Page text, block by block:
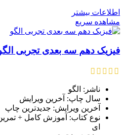
اطلاعات بیشتر
مشاهده سریع
فیزیک دهم سه بعدی تجربی
ناشر: الگو
سال چاپ: آخرین ویرایش
آخرین ویرایش: جدیدترین چاپ
نوع کتاب: آموزش کامل +
ای